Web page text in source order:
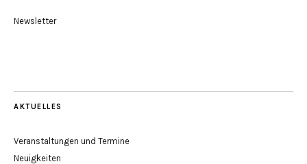
Newsletter
AKTUELLES
Veranstaltungen und Termine
Neuigkeiten